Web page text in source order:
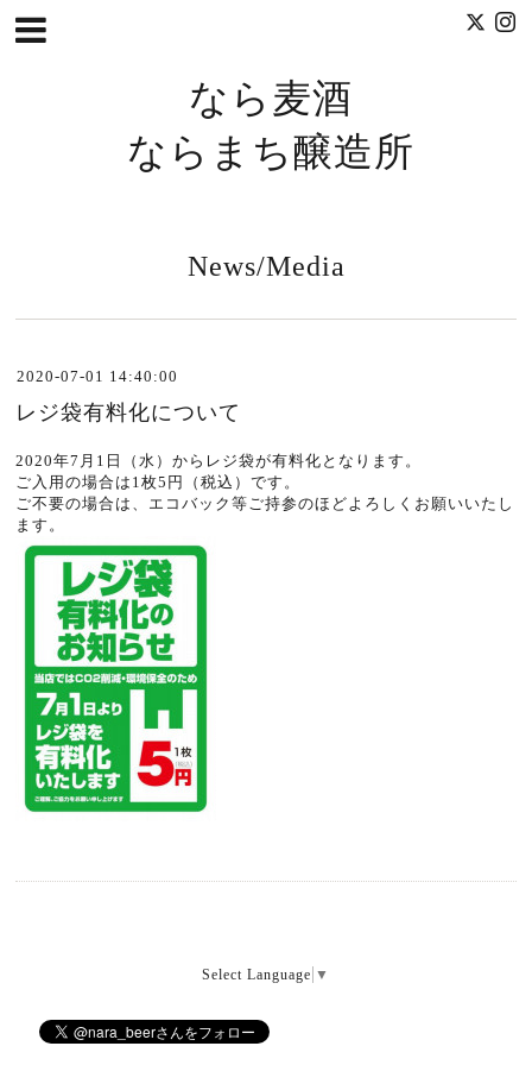
なら麦酒
ならまち醸造所
News/Media
2020-07-01 14:40:00
レジ袋有料化について
2020年7月1日（水）からレジ袋が有料化となります。
ご入用の場合は1枚5円（税込）です。
ご不要の場合は、エコバック等ご持参のほどよろしくお願いいたし
ます。
Select Language ▼